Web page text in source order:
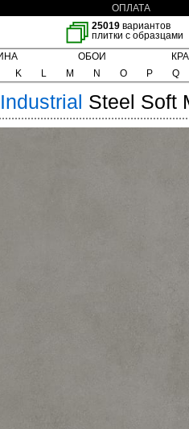
ОПЛАТА
25019 вариантов
плитки с образцами
ОБОИ
K L M N O P Q
Industrial Steel Soft